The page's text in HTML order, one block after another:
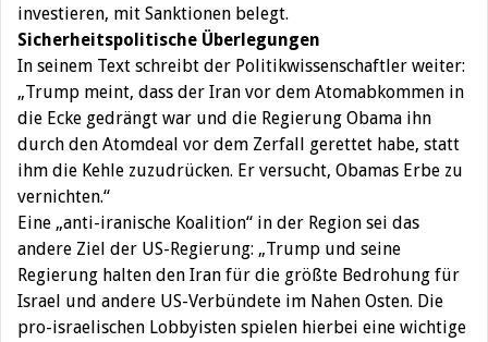
investieren, mit Sanktionen belegt.
Sicherheitspolitische Überlegungen
In seinem Text schreibt der Politikwissenschaftler weiter:
„Trump meint, dass der Iran vor dem Atomabkommen in
die Ecke gedrängt war und die Regierung Obama ihn
durch den Atomdeal vor dem Zerfall gerettet habe, statt
ihm die Kehle zuzudrücken. Er versucht, Obamas Erbe zu
vernichten.“
Eine „anti-iranische Koalition“ in der Region sei das
andere Ziel der US-Regierung: „Trump und seine
Regierung halten den Iran für die größte Bedrohung für
Israel und andere US-Verbündete im Nahen Osten. Die
pro-israelischen Lobbyisten spielen hierbei eine wichtige